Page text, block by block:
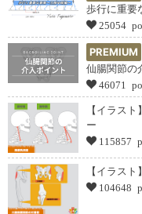
歩行に重要
25054
PREMIUM
仙腸関節の
46071
【イラス
ー
115857
【イラス
104648